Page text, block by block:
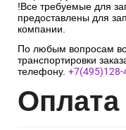
!Все требуемые для
предоставлены для
компании.
По любым вопросам
транспортировки
телефону. +7(495)128-
Оплата